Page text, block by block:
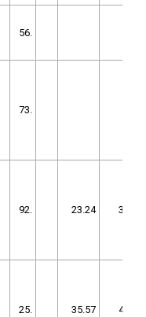
56.
73.
92. 23.24 30,3
25. 35.57 40,2